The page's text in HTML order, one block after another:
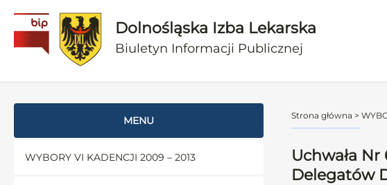
Dolnośląska Izba Lekarska
Biuletyn Informacji Publicznej
MENU
WYBORY VI KADENCJI 2009 – 2013
Strona główna >
Uchwała
Delegatów